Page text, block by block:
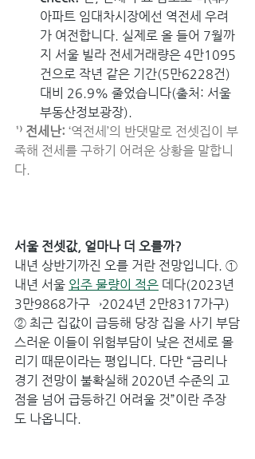
아파트 임대차시장에선 역전세 우려
가 여전합니다. 실제로 올 들어 7월까
지 서울 빌라 전세거래량은 4만1095
건으로 작년 같은 기간(5만6228건)
대비 26.9% 줄었습니다(출처: 서울
부동산정보광장).
¹⁾ 전세난: ‘역전세’의 반댓말로 전셋집이 부
족해 전세를 구하기 어려운 상황을 말합니
다.
서울 전셋값, 얼마나 더 오를까?
내년 상반기까진 오를 거란 전망입니다. ①
내년 서울 입주 물량이 적은 데다(2023년
3만9868가구→2024년 2만8317가구)
② 최근 집값이 급등해 당장 집을 사기 부담
스러운 이들이 위험부담이 낮은 전세로 몰
리기 때문이라는 평입니다. 다만 “금리나
경기 전망이 불확실해 2020년 수준의 고
점을 넘어 급등하긴 어려울 것”이란 주장
도 나옵니다.